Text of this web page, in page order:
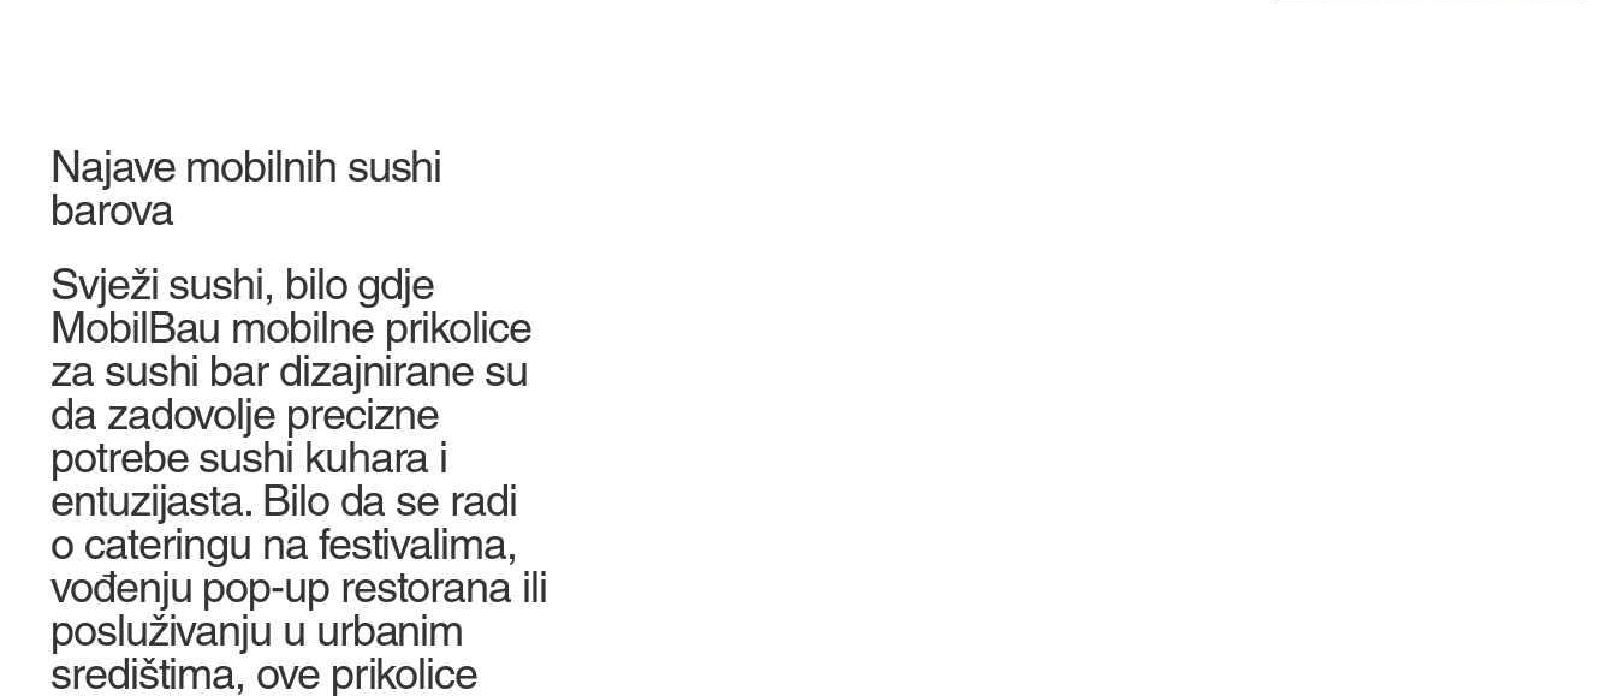
Svježi sushi, bilo gdje
MobilBau mobilne prikolice
za sushi bar dizajnirane su
da zadovolje precizne
potrebe sushi kuhara i
entuzijasta. Bilo da se radi
o cateringu na festivalima,
vođenju pop-up restorana ili
posluživanju u urbanim
središtima, ove prikolice
Najave mobilnih sushi
barova